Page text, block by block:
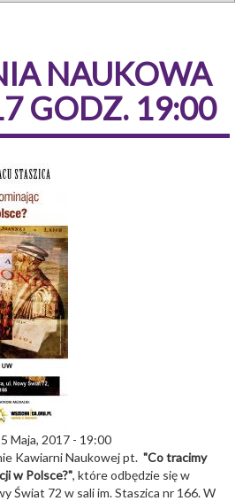
NAUKOWA
GODZ. 19:00
Maja, 2017 - 19:00
Kawiarni Naukowej pt. "Co tracimy
w Polsce?", które odbędzie się w
Świat 72 w sali im. Staszica nr 166.W